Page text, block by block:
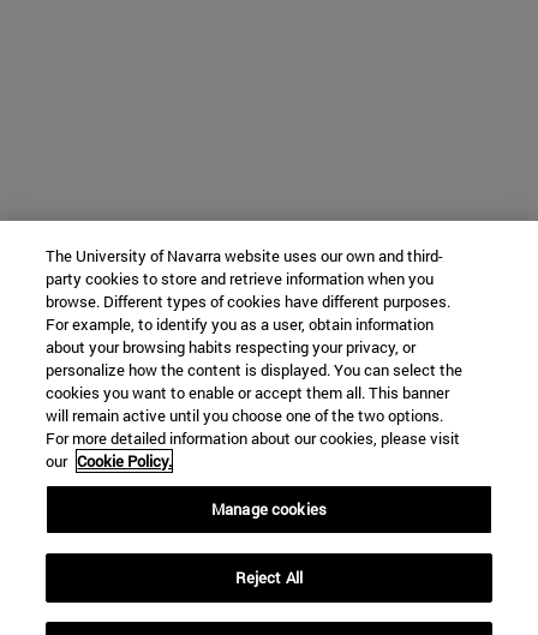
The University of Navarra website uses our own and third-
party cookies to store and retrieve information when you
browse. Different types of cookies have different purposes.
For example, to identify you as a user, obtain information
about your browsing habits respecting your privacy, or
personalize how the content is displayed. You can select the
cookies you want to enable or accept them all. This banner
will remain active until you choose one of the two options.
For more detailed information about our cookies, please visit
our Cookie Policy.
Manage cookies
Reject All